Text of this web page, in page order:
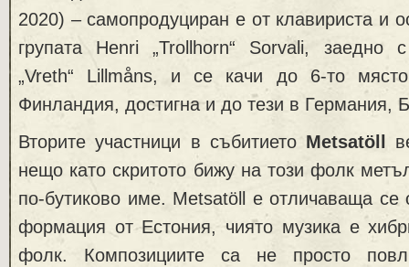
2020) – самопродуциран е от клавириста и
групата Henri „Trollhorn“ Sorvali, заедно
„Vreth“ Lillmåns, и се качи до 6-то
Финландия, достигна и до тези в Германия,
Вторите участници в събитието Metsatöll
нещо като скритото бижу на този фолк
по-бутиково име. Metsatöll е отличаваща се
формация от Естония, чиято музика е
фолк. Композициите са не просто